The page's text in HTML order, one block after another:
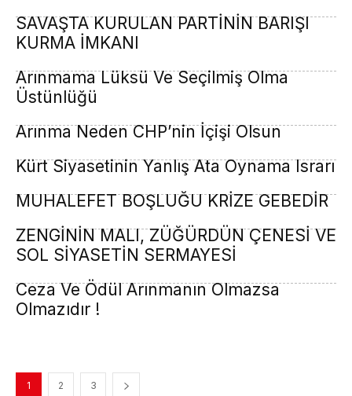
SAVAŞTA KURULAN PARTİNİN BARIŞI
KURMA İMKANI
Arınmama Lüksü Ve Seçilmiş Olma
Üstünlüğü
Arınma Neden CHP’nin İçişi Olsun
Kürt Siyasetinin Yanlış Ata Oynama Israrı
MUHALEFET BOŞLUĞU KRİZE GEBEDİR
ZENGİNİN MALI, ZÜĞÜRDÜN ÇENESİ VE
SOL SİYASETİN SERMAYESİ
Ceza Ve Ödül Arınmanın Olmazsa
Olmazıdır !
1 2 3